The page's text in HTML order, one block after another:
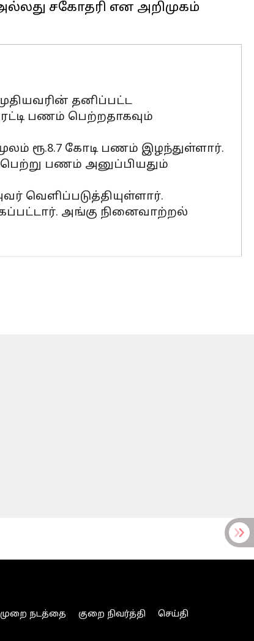
சகோதரி என அறிமுகம்
தனிப்பட்ட
பணம் பெற்றதாகவும்
ரூ.8.7 கோடி பணம் இழந்துள்ளார்.
பெற்று பணம் அனுப்பியதும்
வெளிப்படுத்தியுள்ளார்.
அங்கு நினைவாற்றல்
நடத்தை குறை நிவர்த்தி
செய்தி